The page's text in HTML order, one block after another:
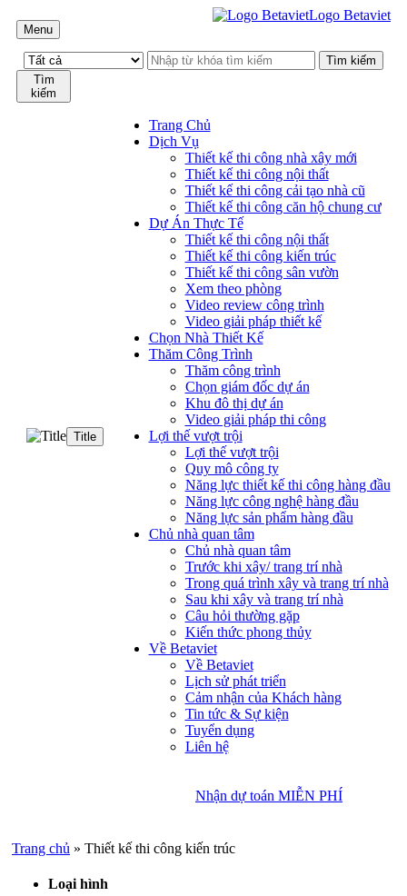
Menu
Logo Betaviet
Tìm
kiếm
Title
Trang Chủ
Dịch Vụ
Thiết kế thi công nhà xây mới
Thiết kế thi công nội thất
Thiết kế thi công cải tạo nhà cũ
Thiết kế thi công căn hộ chung cư
Dự Án Thực Tế
Thiết kế thi công nội thất
Thiết kế thi công kiến trúc
Thiết kế thi công sân vườn
Xem theo phòng
Video review công trình
Video giải pháp thiết kế
Chọn Nhà Thiết Kế
Thăm Công Trình
Thăm công trình
Chọn giám đốc dự án
Khu đô thị dự án
Video giải pháp thi công
Lợi thế vượt trội
Lợi thế vượt trội
Quy mô công ty
Năng lực thiết kế thi công hàng đầu
Năng lực công nghệ hàng đầu
Năng lực sản phẩm hàng đầu
Chủ nhà quan tâm
Chủ nhà quan tâm
Trước khi xây/ trang trí nhà
Trong quá trình xây và trang trí nhà
Sau khi xây và trang trí nhà
Câu hỏi thường gặp
Kiến thức phong thủy
Về Betaviet
Về Betaviet
Lịch sử phát triển
Cảm nhận của Khách hàng
Tin tức & Sự kiện
Tuyển dụng
Liên hệ
Nhận dự toán MIỄN PHÍ
Trang chủ » Thiết kế thi công kiến trúc
Loại hình